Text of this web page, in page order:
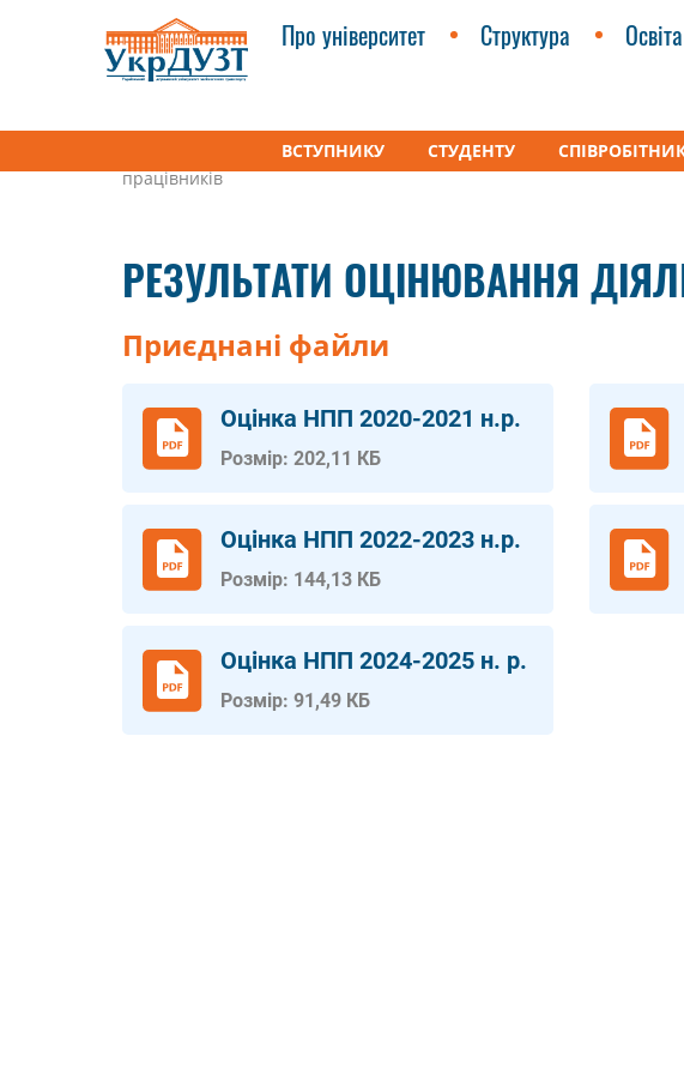
Про університет Структура Освіта
ВСТУПНИКУ СТУДЕНТУ
Факультети Кафедра “Маркетинг, комерційна
працівників
РЕЗУЛЬТАТИ ОЦІНЮВАННЯ
Приєднані файли
Оцінка НПП 2020-2021 н.р.
Розмір: 202,11 КБ
Оцінка НПП 2022-2023 н.р.
Розмір: 144,13 КБ
Оцінка НПП 2024-2025 н. р.
Розмір: 91,49 КБ